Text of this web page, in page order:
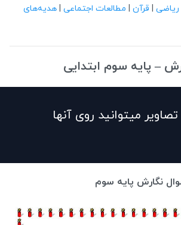
ریاضی | قرآن | مطالعات اجتماعی | هدیه‌های
– پایه سوم ابتدایی
میتوانید روی آنها
نگارش پایه سوم